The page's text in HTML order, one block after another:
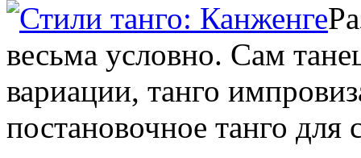
весьма условно. Сам
вариации, танго
постановочное танго для